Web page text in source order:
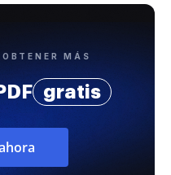
MÁS
gratis